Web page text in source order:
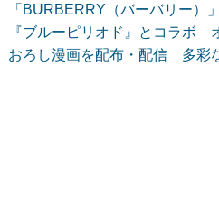
「BURBERRY（バーバリー）
『ブルーピリオド』とコラボ
おろし漫画を配布・配信 多彩